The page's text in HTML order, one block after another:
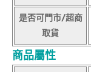
是否可門市/超商
取貨
商品屬性